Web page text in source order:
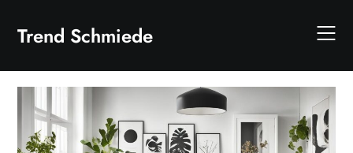
content
Trend Schmiede